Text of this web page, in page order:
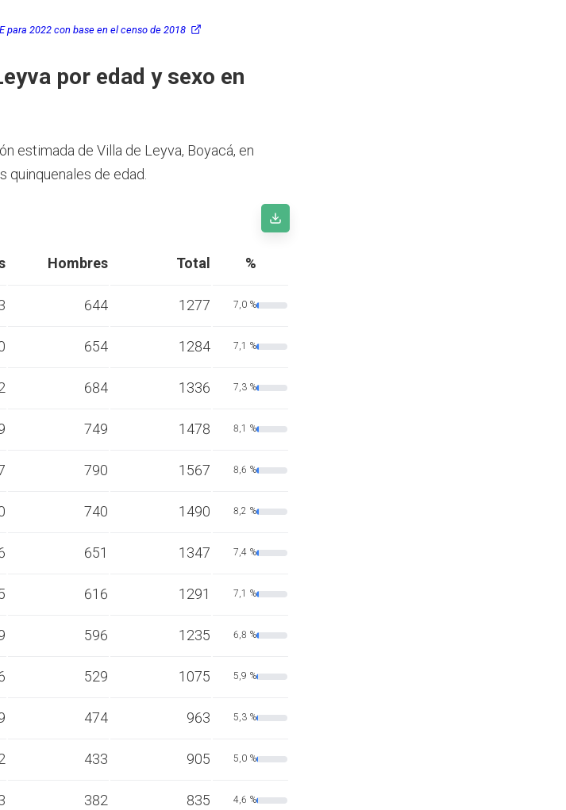
para 2022 con base en el censo de 2018
por edad y sexo en
estimada de Villa de Leyva, Boyacá, en
quinquenales de edad.
Hombres Total %
644 1277 7,0 %
654 1284 7,1 %
684 1336 7,3 %
749 1478 8,1 %
790 1567 8,6 %
740 1490 8,2 %
651 1347 7,4 %
616 1291 7,1 %
596 1235 6,8 %
529 1075 5,9 %
474 963 5,3 %
433 905 5,0 %
382 835 4,6 %